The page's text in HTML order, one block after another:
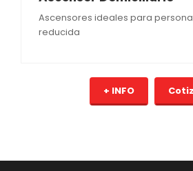
Ascensores ideales para
reducida
+ INFO